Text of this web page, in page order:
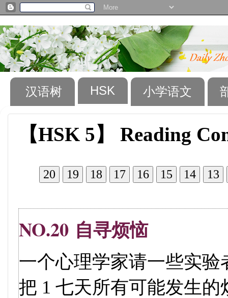
汉语树 HSK 小学语文
【HSK 5】 Reading
20 19 18 17 16 15 14 13
NO.20 自寻烦恼
一个心理学家请一些实验
把 1 七天所有可能发生的